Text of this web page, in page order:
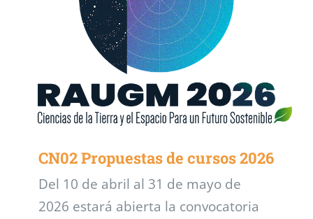
CN02 Propuestas de cursos 2026
Del 10 de abril al 31 de mayo de
2026 estará abierta la convocatoria